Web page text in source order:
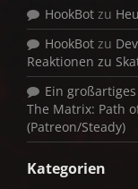
HookBot zu
HookBot zu
Reaktionen zu
Ein
The Matrix: Path
(Patreon/Steady)
Kategorien